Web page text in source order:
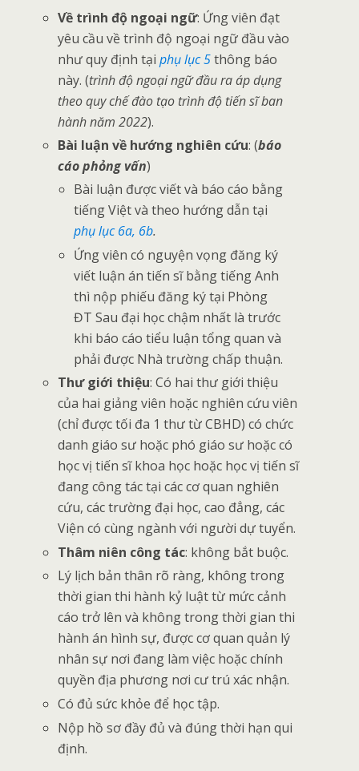
Về trình độ ngoại ngữ: Ứng viên đạt
yêu cầu về trình độ ngoại ngữ đầu vào
như quy định tạiphụ lục 5thông báo
này. (trình độ ngoại ngữ đầu ra áp dụng
theo quy chế đào tạo trình độ tiến sĩ ban
hành năm 2022).
Bài luận về hướng nghiên cứu: (báo
cáo phỏng vấn)
Bài luận được viết và báo cáo bằng
tiếng Việt và theo hướng dẫn tại
phụ lục 6a, 6b.
Ứng viên có nguyện vọng đăng ký
viết luận án tiến sĩ bằng tiếng Anh
thì nộp phiếu đăng ký tại Phòng
ĐT Sau đại học chậm nhất là trước
khi báo cáo tiểu luận tổng quan và
phải được Nhà trường chấp thuận.
Thư giới thiệu: Có hai thư giới thiệu
của hai giảng viên hoặc nghiên cứu viên
(chỉ được tối đa 1 thư từ CBHD) có chức
danh giáo sư hoặc phó giáo sư hoặc có
học vị tiến sĩ khoa học hoặc học vị tiến sĩ
đang công tác tại các cơ quan nghiên
cứu, các trường đại học, cao đẳng, các
Viện có cùng ngành với người dự tuyển.
Thâm niên công tác: không bắt buộc.
Lý lịch bản thân rõ ràng, không trong
thời gian thi hành kỷ luật từ mức cảnh
cáo trở lên và không trong thời gian thi
hành án hình sự, được cơ quan quản lý
nhân sự nơi đang làm việc hoặc chính
quyền địa phương nơi cư trú xác nhận.
Có đủ sức khỏe để học tập.
Nộp hồ sơ đầy đủ và đúng thời hạn qui
định.